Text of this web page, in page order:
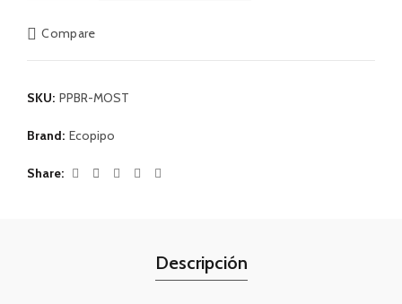
Compare
SKU: PPBR-MOST
Brand: Ecopipo
Share
Descripción